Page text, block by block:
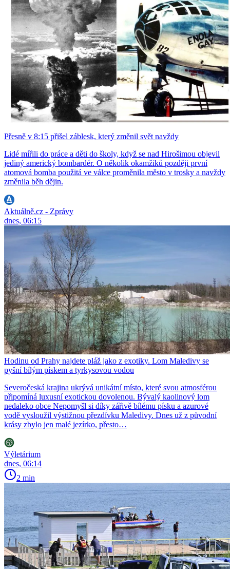
Přesně v 8:15 přišel záblesk, který změnil svět navždy
Lidé mířili do práce a děti do školy, když se nad Hirošimou objevil
jediný americký bombardér. O několik okamžiků později první
atomová bomba použitá ve válce proměnila město v trosky a navždy
změnila běh dějin.
Aktuálně.cz - Zprávy
dnes, 06:15
Hodinu od Prahy najdete pláž jako z exotiky. Lom Maledivy se
pyšní bílým pískem a tyrkysovou vodou
Severočeská krajina ukrývá unikátní místo, které svou atmosférou
připomíná luxusní exotickou dovolenou. Bývalý kaolinový lom
nedaleko obce Nepomyšl si díky zářivě bílému písku a azurové
vodě vysloužil výstižnou přezdívku Maledivy. Dnes už z původní
krásy zbylo jen malé jezírko, přesto…
Výletárium
dnes, 06:14
2 min